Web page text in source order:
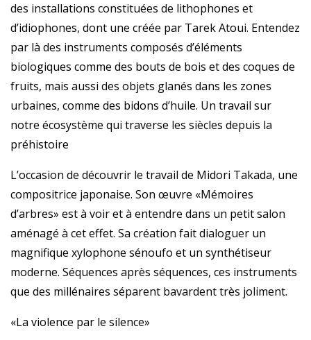
des installations constituées de lithophones et
d’idiophones, dont une créée par Tarek Atoui. Entendez
par là des instruments composés d’éléments
biologiques comme des bouts de bois et des coques de
fruits, mais aussi des objets glanés dans les zones
urbaines, comme des bidons d’huile. Un travail sur
notre écosystème qui traverse les siècles depuis la
préhistoire
L’occasion de découvrir le travail de Midori Takada, une
compositrice japonaise. Son œuvre «Mémoires
d’arbres» est à voir et à entendre dans un petit salon
aménagé à cet effet. Sa création fait dialoguer un
magnifique xylophone sénoufo et un synthétiseur
moderne. Séquences après séquences, ces instruments
que des millénaires séparent bavardent très joliment.
«La violence par le silence»